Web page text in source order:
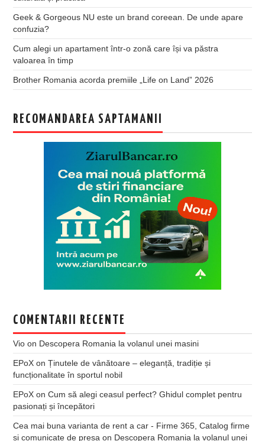
Geek & Gorgeous NU este un brand coreean. De unde apare
confuzia?
Cum alegi un apartament într-o zonă care își va păstra
valoarea în timp
Brother Romania acorda premiile „Life on Land” 2026
RECOMANDAREA SAPTAMANII
COMENTARII RECENTE
Vio on Descopera Romania la volanul unei masini
EPoX onȚinutele de vânătoare – eleganță, tradiție și
funcționalitate în sportul nobil
EPoX onCum să alegi ceasul perfect? Ghidul complet pentru
pasionați și începători
Cea mai buna varianta de rent a car - Firme 365, Catalog firme
si comunicate de presa on Descopera Romania la volanul unei